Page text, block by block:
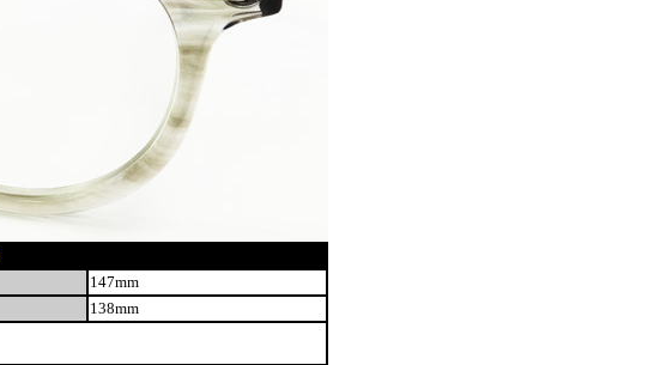
147mm
138mm